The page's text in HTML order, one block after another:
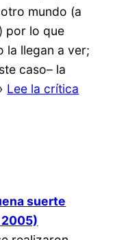
mundo (a
por lo que
la llegan a ver;
caso– la
Lee la crítica
suerte
2005)